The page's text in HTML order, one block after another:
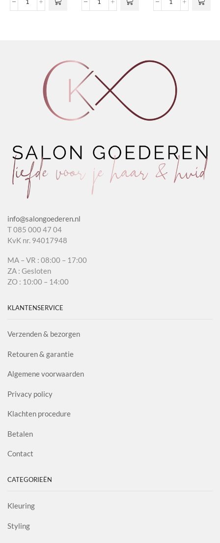
Vanilla
Fresh Air Fixing Spray
Rosebud Lipgloss
info@salongoederen.nl
T 085 000 47 04
KvK nr. 94017948
MA – VR : 08:00 – 17:00
ZA : Gesloten
ZO : 10:00 – 14:00
KLANTENSERVICE
Verzenden & bezorgen
Retouren & garantie
Algemene voorwaarden
Privacy policy
Klachten procedure
Betalen
Contact
CATEGORIEËN
Kleuring
Styling